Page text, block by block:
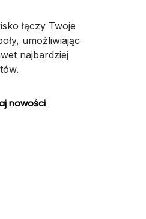
łączy Twoje
umożliwiając
najbardziej
nowości